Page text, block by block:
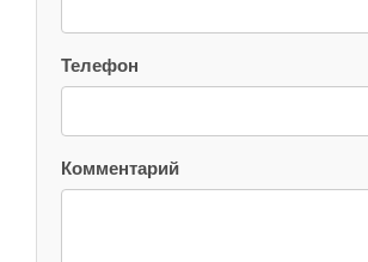
Телефон
Комментарий